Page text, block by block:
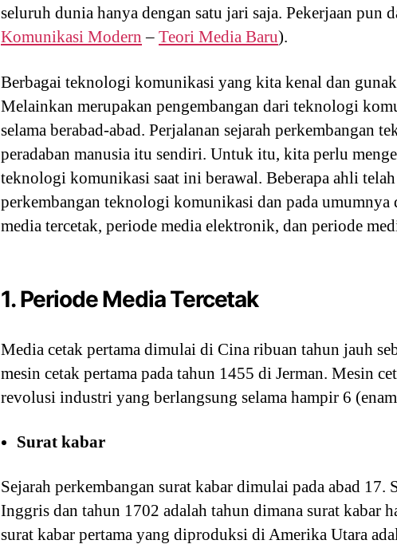
seluruh dunia hanya dengan satu jari saja. Pekerjaan pun
Komunikasi Modern – Teori Media Baru).
Berbagai teknologi komunikasi yang kita kenal dan
Melainkan merupakan pengembangan dari teknologi
selama berabad-abad. Perjalanan sejarah perkembangan
peradaban manusia itu sendiri. Untuk itu, kita perlu
teknologi komunikasi saat ini berawal. Beberapa ahli
perkembangan teknologi komunikasi dan pada
media tercetak, periode media elektronik, dan periode
1. Periode Media Tercetak
Media cetak pertama dimulai di Cina ribuan tahun jauh
mesin cetak pertama pada tahun 1455 di Jerman. Mesin
revolusi industri yang berlangsung selama hampir 6
Surat kabar
Sejarah perkembangan surat kabar dimulai pada abad
Inggris dan tahun 1702 adalah tahun dimana surat kabar
surat kabar pertama yang diproduksi di Amerika Utara